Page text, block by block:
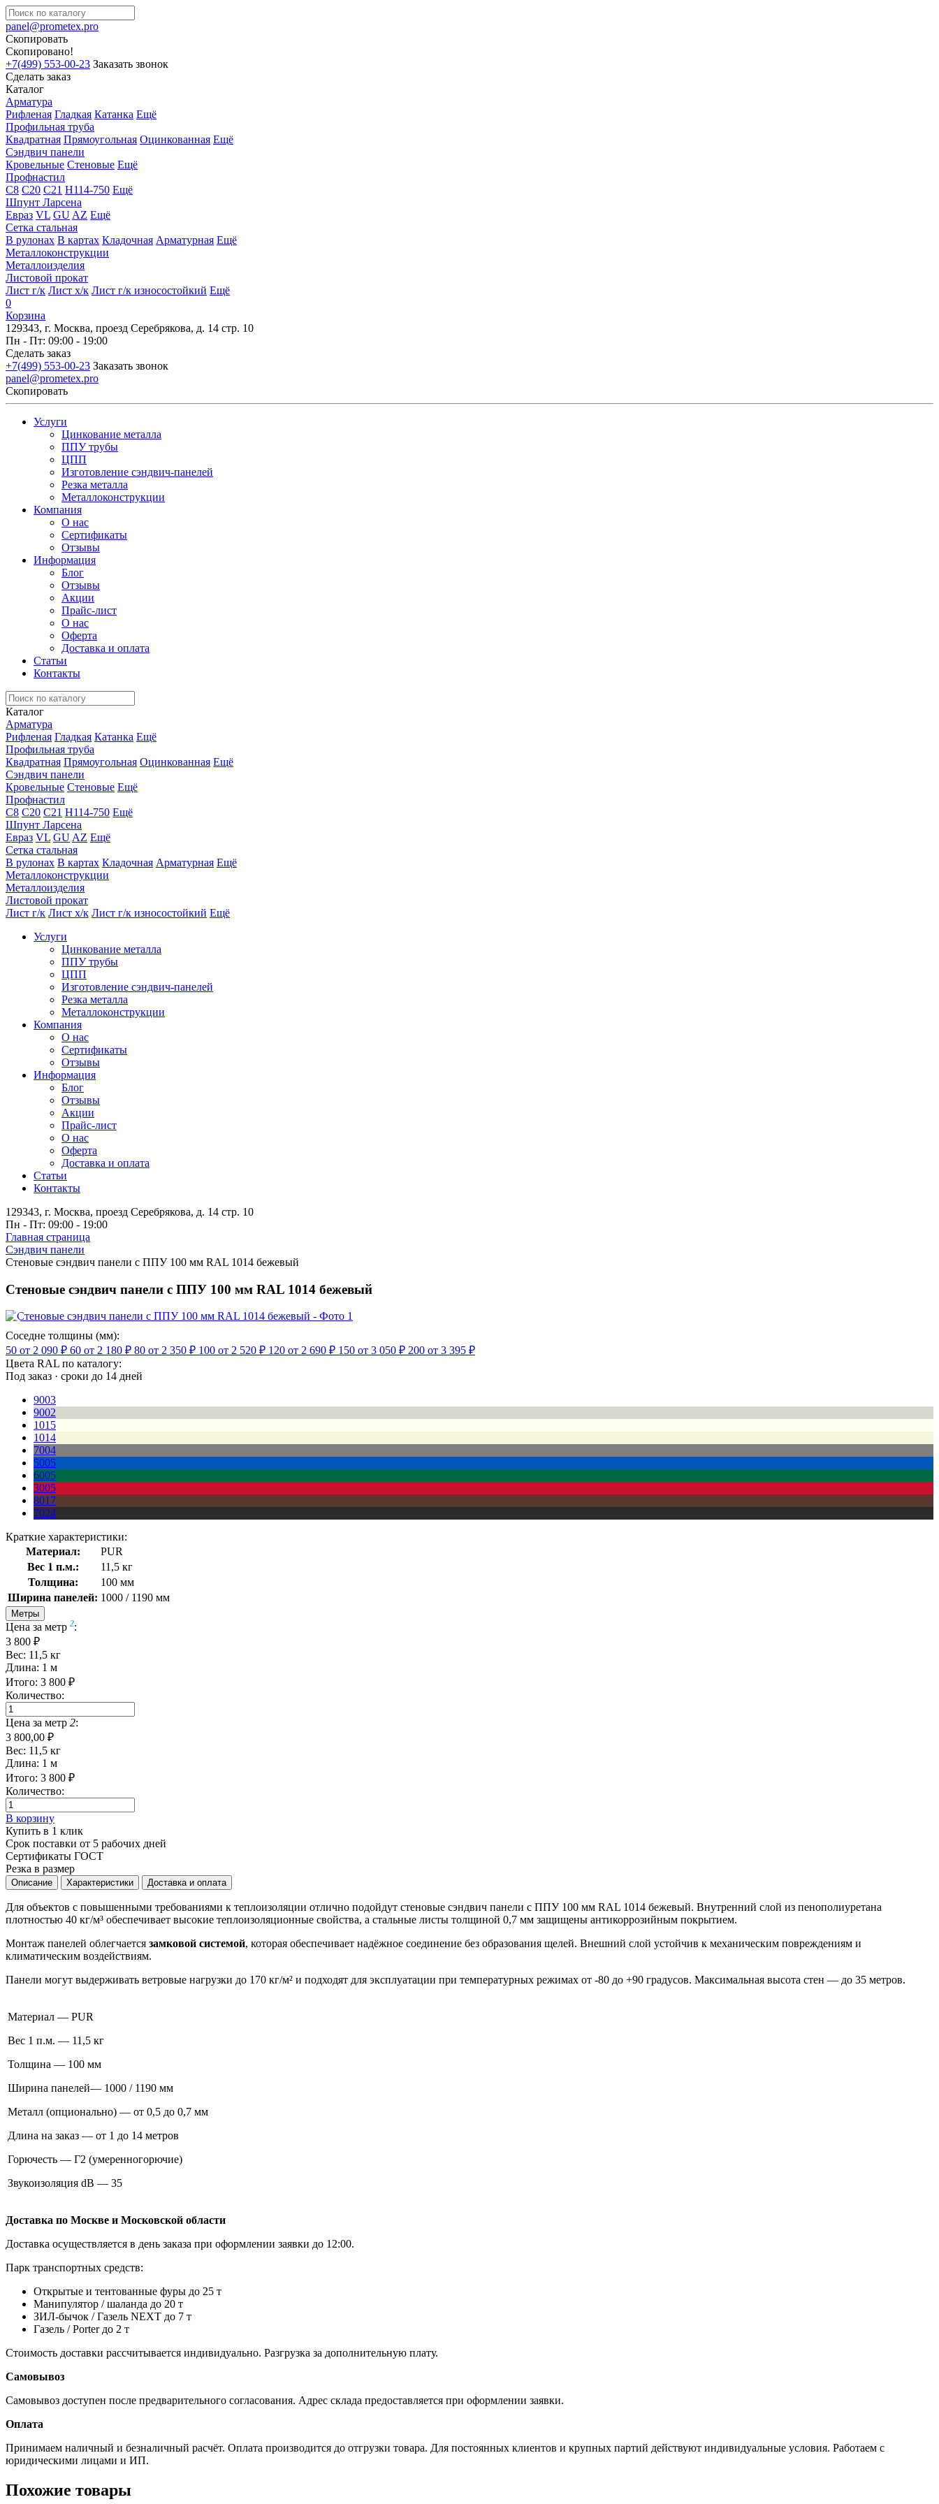
panel@prometex.pro
Скопировать
Скопировано!
+7(499) 553-00-23 Заказать звонок
Сделать заказ
Каталог
Арматура
Рифленая Гладкая Катанка Ещё
Профильная труба
Квадратная Прямоугольная Оцинкованная Ещё
Сэндвич панели
Кровельные Стеновые Ещё
Профнастил
С8 С20 С21 Н114-750 Ещё
Шпунт Ларсена
Евраз VL GU AZ Ещё
Сетка стальная
В рулонах В картах Кладочная Арматурная Ещё
Металлоконструкции
Металлоизделия
Листовой прокат
Лист г/к Лист х/к Лист г/к износостойкий Ещё
0
Корзина
129343, г. Москва, проезд Серебрякова, д. 14 стр. 10
Пн - Пт: 09:00 - 19:00
Сделать заказ
+7(499) 553-00-23 Заказать звонок
panel@prometex.pro
Скопировать
Услуги
Цинкование металла
ППУ трубы
ЦПП
Изготовление сэндвич-панелей
Резка металла
Металлоконструкции
Компания
О нас
Сертификаты
Отзывы
Информация
Блог
Отзывы
Акции
Прайс-лист
О нас
Оферта
Доставка и оплата
Статьи
Контакты
Каталог
Арматура
Рифленая Гладкая Катанка Ещё
Профильная труба
Квадратная Прямоугольная Оцинкованная Ещё
Сэндвич панели
Кровельные Стеновые Ещё
Профнастил
С8 С20 С21 Н114-750 Ещё
Шпунт Ларсена
Евраз VL GU AZ Ещё
Сетка стальная
В рулонах В картах Кладочная Арматурная Ещё
Металлоконструкции
Металлоизделия
Листовой прокат
Лист г/к Лист х/к Лист г/к износостойкий Ещё
Услуги
Цинкование металла
ППУ трубы
ЦПП
Изготовление сэндвич-панелей
Резка металла
Металлоконструкции
Компания
О нас
Сертификаты
Отзывы
Информация
Блог
Отзывы
Акции
Прайс-лист
О нас
Оферта
Доставка и оплата
Статьи
Контакты
129343, г. Москва, проезд Серебрякова, д. 14 стр. 10
Пн - Пт: 09:00 - 19:00
Главная страница
Сэндвич панели
Стеновые сэндвич панели с ППУ 100 мм RAL 1014 бежевый
Стеновые сэндвич панели с ППУ 100 мм RAL 1014 бежевый
Соседне толщины (мм):
50 от 2 090 ₽ 60 от 2 180 ₽ 80 от 2 350 ₽ 100 от 2 520 ₽ 120 от 2 690 ₽ 150 от 3 050 ₽ 200 от 3 395 ₽
Цвета RAL по каталогу:
Под заказ · сроки до 14 дней
9003
9002
1015
1014
7004
5005
6005
3005
8017
7024
Краткие характеристики:
Материал:
PUR
Вес 1 п.м.:
11,5 кг
Толщина:
100 мм
Ширина панелей: 1000 / 1190 мм
Метры
Цена за метр 2:
3 800 ₽
Вес: 11,5 кг
Длина: 1 м
Итого: 3 800 ₽
Количество:
Цена за метр 2:
3 800,00 ₽
Вес: 11,5 кг
Длина: 1 м
Итого: 3 800 ₽
Количество:
В корзину
Купить в 1 клик
Срок поставки от 5 рабочих дней
Сертификаты ГОСТ
Резка в размер
Описание Характеристики Доставка и оплата
Для объектов с повышенными требованиями к теплоизоляции отлично подойдут стеновые сэндвич панели с ППУ 100 мм RAL 1014 бежевый. Внутренний слой из пенополиуретана
плотностью 40 кг/м³ обеспечивает высокие теплоизоляционные свойства, а стальные листы толщиной 0,7 мм защищены антикоррозийным покрытием.
Монтаж панелей облегчается замковой системой, которая обеспечивает надёжное соединение без образования щелей. Внешний слой устойчив к механическим повреждениям и
климатическим воздействиям.
Панели могут выдерживать ветровые нагрузки до 170 кг/м² и подходят для эксплуатации при температурных режимах от -80 до +90 градусов. Максимальная высота стен — до 35 метров.
Материал — PUR
Вес 1 п.м. — 11,5 кг
Толщина — 100 мм
Ширина панелей— 1000 / 1190 мм
Металл (опционально) — от 0,5 до 0,7 мм
Длина на заказ — от 1 до 14 метров
Горючесть — Г2 (умеренногорючие)
Звукоизоляция dB — 35
Доставка по Москве и Московской области
Доставка осуществляется в день заказа при оформлении заявки до 12:00.
Парк транспортных средств:
Открытые и тентованные фуры до 25 т
Манипулятор / шаланда до 20 т
ЗИЛ-бычок / Газель NEXT до 7 т
Газель / Porter до 2 т
Стоимость доставки рассчитывается индивидуально. Разгрузка за дополнительную плату.
Самовывоз
Самовывоз доступен после предварительного согласования. Адрес склада предоставляется при оформлении заявки.
Оплата
Принимаем наличный и безналичный расчёт. Оплата производится до отгрузки товара. Для постоянных клиентов и крупных партий действуют индивидуальные условия. Работаем с
юридическими лицами и ИП.
Похожие товары